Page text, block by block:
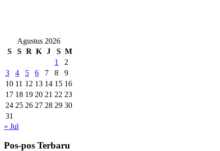
Agustus 2026
S
S R K J S M
1
2
3
4 5 6 7 8
9
10 11 12 13 14 15 16
17 18 19 20 21 22 23
24 25 26 27 28 29 30
31
« Jul
Pos-pos Terbaru